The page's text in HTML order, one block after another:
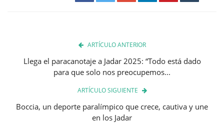
ARTÍCULO ANTERIOR
Llega el paracanotaje a Jadar 2025: “Todo está dado
para que solo nos preocupemos...
ARTÍCULO SIGUIENTE
Boccia, un deporte paralímpico que crece, cautiva y une
en los Jadar